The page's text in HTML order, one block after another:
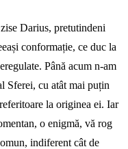
Darius, pretutindeni
conformație, ce duc la
Până acum n-am
Sferei, cu atât mai puțin
la originea ei. Iar
o enigmă, vă rog
indiferent cât de